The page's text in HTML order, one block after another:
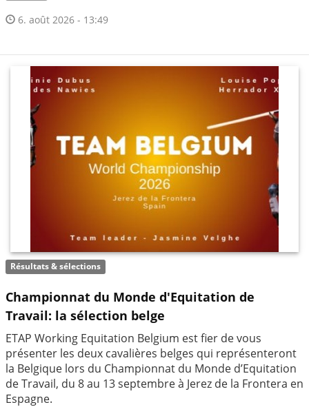
6. août 2026 - 13:49
Résultats & sélections
Championnat du Monde d'Equitation de
Travail: la sélection belge
ETAP Working Equitation Belgium est fier de vous
présenter les deux cavalières belges qui représenteront
la Belgique lors du Championnat du Monde d’Equitation
de Travail, du 8 au 13 septembre à Jerez de la Frontera en
Espagne.